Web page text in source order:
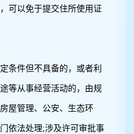
可以免于提交住所使用证
条件但不具备的，或者利
等从事经营活动的，由规
屋管理、公安、生态环
依法处理;涉及许可审批事